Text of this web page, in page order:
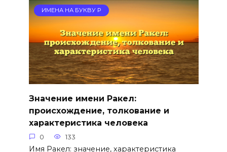
ИМЕНА НА БУКВУ Р
Значение имени Ракел:
происхождение, толкование и
характеристика человека
0 133
Имя Ракел: значение, характеристика